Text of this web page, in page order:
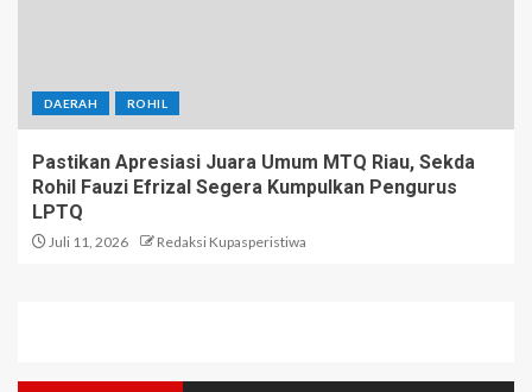
DAERAH ROHIL
Pastikan Apresiasi Juara Umum MTQ Riau, Sekda
Rohil Fauzi Efrizal Segera Kumpulkan Pengurus
LPTQ
Juli 11, 2026 Redaksi Kupasperistiwa